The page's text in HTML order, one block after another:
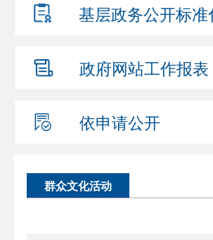
基层政务公开标准
政府网站工作报表
依申请公开
群众文化活动